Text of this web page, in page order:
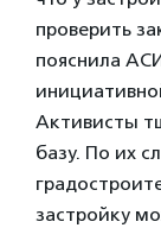
проверить
пояснила
Активисты
базу. По их
застройку